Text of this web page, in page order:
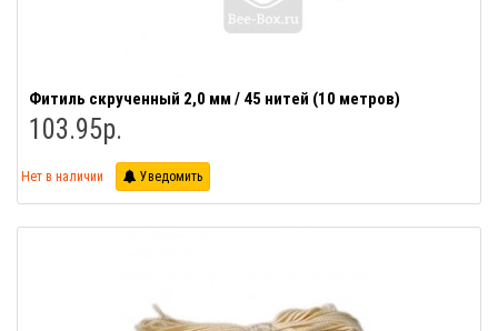
Фитиль скрученный 2,0 мм / 45 нитей (10 метров)
103.95р.
Нет в наличии Уведомить